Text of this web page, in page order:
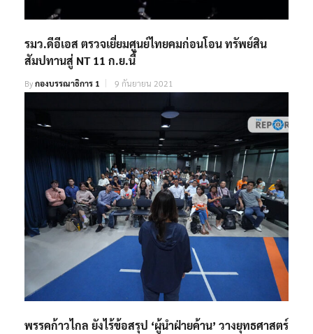
รมว.ดีอีเอส ตรวจเยี่ยมศูนย์ไทยคมก่อนโอน ทรัพย์สิน
สัมปทานสู่ NT 11 ก.ย.นี้
Byกองบรรณาธิการ 1 9 กันยายน 2021
พรรคก้าวไกล ยังไร้ข้อสรุป ‘ผู้นำฝ่ายค้าน’ วางยุทธศาสตร์